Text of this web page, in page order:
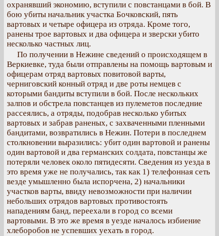
охранявший экономию, вступили с повстанцами в бой. В
бою убиты начальник участка Бочковский, пять
вартовых и четыре офицера из отряда. Кроме того,
ранены трое вартовых и два офицера и зверски убито
несколько частных лиц.
По получении в Нежине сведений о происходящем в
Веркиевке, туда были отправлены на помощь вартовым и
офицерам отряд вартовых повитовой варты,
черниговский конный отряд и две роты немцев с
которыми бандиты вступили в бой. После нескольких
залпов и обстрела повстанцев из пулеметов последние
рассеялись, а отряды, подобрав несколько убитых
вартовых и забрав раненых, с захваченными пленными
бандитами, возвратились в Нежин. Потери в последнем
столкновении выразились: убит один вартовой и ранены
один вартовой и два германских солдата, повстанцы же
потеряли человек около пятидесяти. Сведения из уезда в
это время уже не получались, так как 1) телефонная сеть
везде умышленно была испорчена, 2) начальники
участков варты, ввиду невозможности при наличии
небольших отрядов вартовых противостоять
нападениям банд, переехали в город со всеми
вартовыми. В это же время в уезде началось избиение
хлеборобов не успевших уехать в город.